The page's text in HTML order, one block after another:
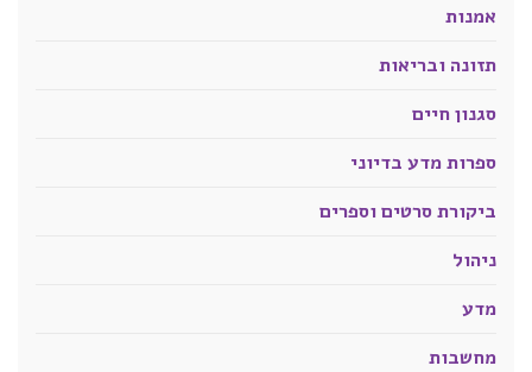
אמנות
תזונה ובריאות
סגנון חיים
ספרות מדע בדיוני
ביקורת סרטים וספרים
ניהול
מדע
מחשבות